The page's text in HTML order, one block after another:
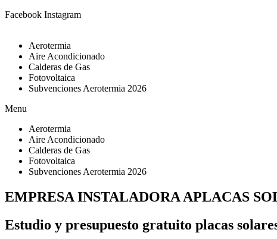
Facebook Instagram
Aerotermia
Aire Acondicionado
Calderas de Gas
Fotovoltaica
Subvenciones Aerotermia 2026
Menu
Aerotermia
Aire Acondicionado
Calderas de Gas
Fotovoltaica
Subvenciones Aerotermia 2026
EMPRESA INSTALADORA APLACAS
Estudio y presupuesto gratuito placas